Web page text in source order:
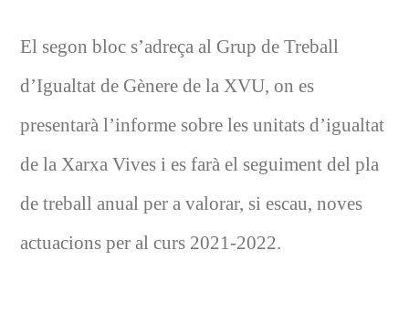
El segon bloc s’adreça al Grup de Treball
d’Igualtat de Gènere de la XVU, on es
presentarà l’informe sobre les unitats d’igualtat
de la Xarxa Vives i es farà el seguiment del pla
de treball anual per a valorar, si escau, noves
actuacions per al curs 2021-2022.